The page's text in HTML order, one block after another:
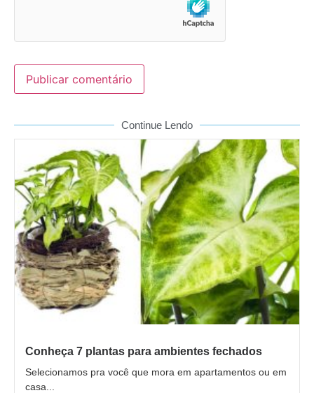
Continue Lendo
Conheça 7 plantas para ambientes fechados
Selecionamos pra você que mora em apartamentos ou em
casa...